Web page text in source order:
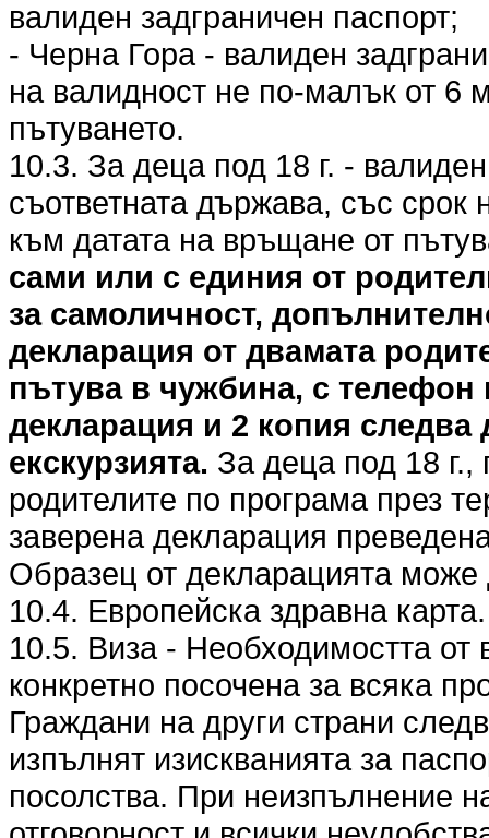
валиден задграничен паспорт;
- Черна Гора - валиден
на валидност не по-малък от 6
пътуването.
10.3. За деца под 18 г. -
съответната държава, със
към датата на връщане от
сами или с единия от
за самоличност,
декларация от двамата
пътува в чужбина, с телефон
декларация и 2 копия следва
екскурзията. За деца под 18
родителите по програма през
заверена декларация
Образец от декларацията
10.4. Европейска здравна карта.
10.5. Виза - Необходимостта от
конкретно посочена за всяка
Граждани на други страни
изпълнят изискванията за
посолства. При неизпълнение